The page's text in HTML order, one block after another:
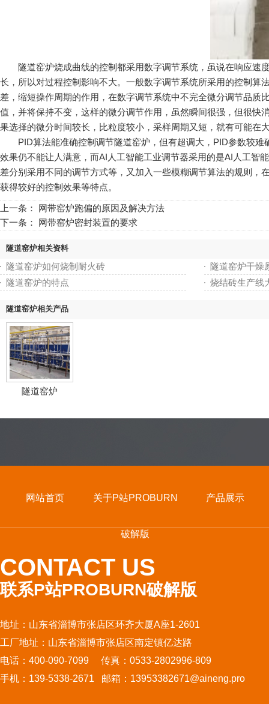
隧道窑炉烧成曲线的控制都采用数字调节系统，虽说在响应速
长，所以对过程控制影响不大。一般数字调节系统所采用的控制
差，缩短操作周期的作用，在数字调节系统中不完全微分调节品
值，并将保持不变，这样的微分调节作用，虽然瞬间很强，但很
果选择的微分时间较长，比粒度较小，采样周期又短，就有可能
PID算法能准确控制调节隧道窑炉，但有超调大，PID参数较难
效果仍不能让人满意，而AI人工智能工业调节器采用的是AI人工智
差分别采用不同的调节方式等，又加入一些模糊调节算法的规则
获得较好的控制效果等特点。
上一条： 网带窑炉跑偏的原因及解决方法
下一条： 网带窑炉密封装置的要求
隧道窑炉相关资料
隧道窑炉如何烧制耐火砖
隧道窑炉干燥
隧道窑炉的特点
烧结砖生产线
隧道窑炉相关产品
隧道窑炉
网站首页 关于P站PROBURN
破解版
产品展示
CONTACT US
联系P站PROBURN破解版
地址：山东省淄博市张店区环齐大厦A座1-2601
工厂地址：山东省淄博市张店区南定镇亿达路
电话：400-090-7099 传真：0533-2802996-809
手机：139-5338-2671 邮箱：13953382671@aineng.pro